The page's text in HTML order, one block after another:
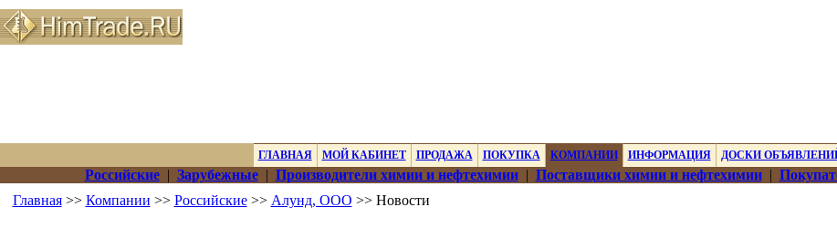
ГЛАВНАЯ МОЙ КАБИНЕТ ПРОДАЖА ПОКУПКА КОМПАНИИ ИНФОРМАЦИЯ ДОСКИ
Российские| Зарубежные| Производители химии и нефтехимии| Поставщики химии и нефтехимии|
Главная>> Компании >> Российские>> Алунд, ООО >> Новости